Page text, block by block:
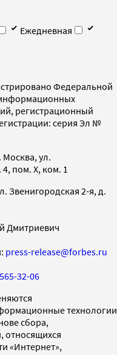
Ежедневная
Федеральной
регистрационный
серия Эл №
Москва, ул.
пом. X, ком. 1
Звенигородская 2-я, д.
Дмитриевич
press-release@forbes.ru
32-06
технологии
сбора,
относящихся
«Интернет»,